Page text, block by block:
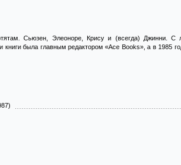
Сьюзен, Элеоноре, Крису и (всегда) Джинни.
была главным редактором «Ace Books», а в 1985